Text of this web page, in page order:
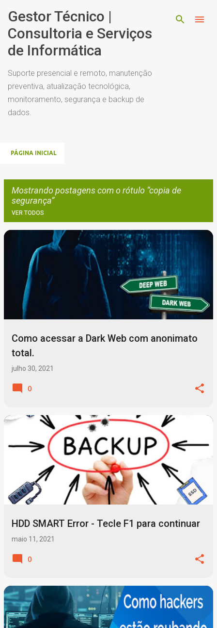
Pular para o conteúdo principal
Gestor Técnico |
Consultoria e Serviços
de Informática
Suporte presencial e remoto, manutenção
preventiva, atualização tecnológica,
monitoramento, segurança e backup de
dados.
PÁGINA INICIAL
Mostrando postagens com o rótulo copia de
segurança
VER TODOS
Como acessar a Dark Web com anonimato
total.
julho 30, 2021
0
HDD SMART Error - Tecle F1 para continuar
maio 11, 2021
0